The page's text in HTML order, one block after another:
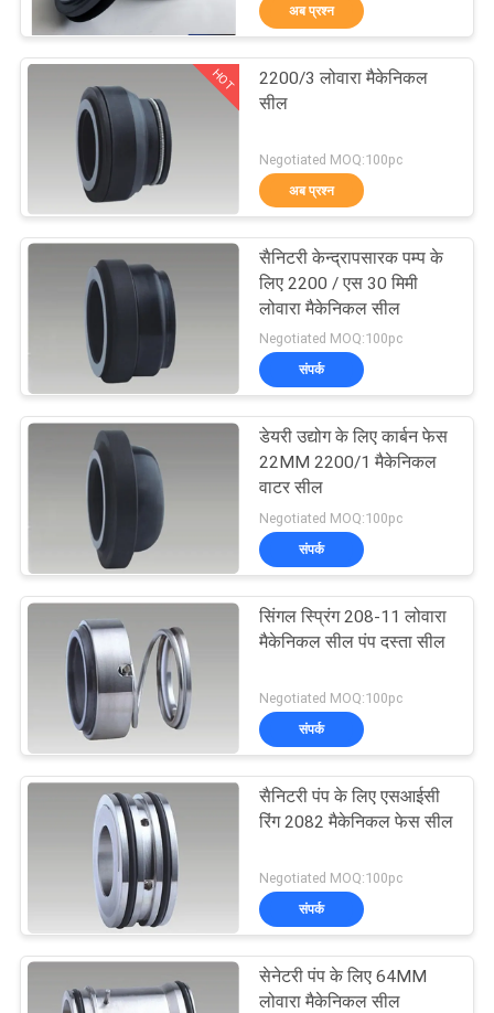
भ्रमण
गुणवत्ता
नियंत्रण
संपर्क
करें
की
विनती
साइटमैप
PRIVACY
POLICY
सिंगल स्प्रिंग मैकेनिकल
सील
ग्रंडफोस पंप यांत्रिक मुहर
हे रिंग मैकेनिकल सील
74
कारतूस यांत्रिक जवानों
41
अब प्रश्न
HOT
2200/3 लोवारा मैकेनिकल
सील
Negotiated MOQ:100pc
अब प्रश्न
सैनिटरी केन्द्रापसारक पम्प के
लिए 2200 / एस 30 मिमी
लोवारा मैकेनिकल सील
Negotiated MOQ:100pc
संपर्क
डेयरी उद्योग के लिए कार्बन फेस
22MM 2200/1 मैकेनिकल
वाटर सील
Negotiated MOQ:100pc
संपर्क
सिंगल स्प्रिंग 208-11 लोवारा
मैकेनिकल सील पंप दस्ता सील
Negotiated MOQ:100pc
संपर्क
सैनिटरी पंप के लिए एसआईसी
रिंग 2082 मैकेनिकल फेस सील
Negotiated MOQ:100pc
संपर्क
सेनेटरी पंप के लिए 64MM
लोवारा मैकेनिकल सील